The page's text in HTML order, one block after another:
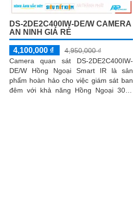
DS-2DE2C400IW-DE/W CAMERA
AN NINH GIÁ RẺ
4,100,000 ₫
4,950,000 ₫
Camera quan sát DS-2DE2C400IW-
DE/W Hồng Ngoại Smart IR là sản
phẩm hoàn hảo cho việc giám sát ban
đêm với khả năng Hồng Ngoại 30m.